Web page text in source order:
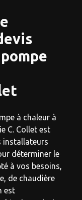
à chaleur à
C. Collet est
installateurs
déterminer le
à vos besoins,
de chaudière
est